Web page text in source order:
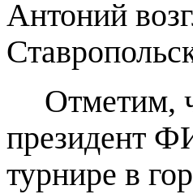
Антоний
Отметим,
президент
турнире в